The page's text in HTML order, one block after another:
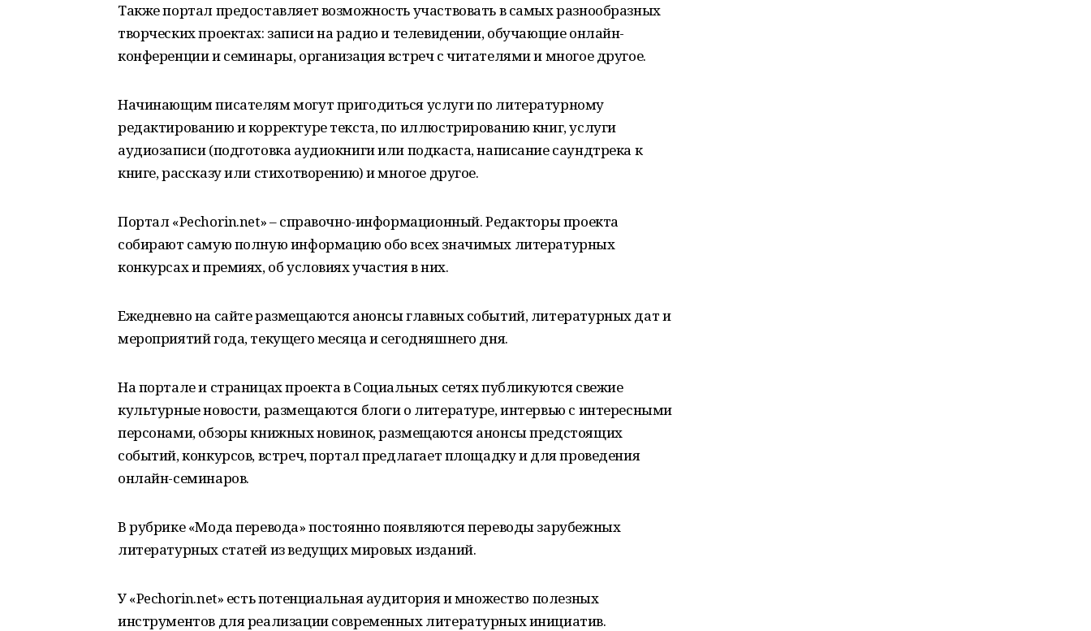
Также портал предоставляет возможность участвовать в самых разнообразных
творческих проектах: записи на радио и телевидении, обучающие онлайн-
конференции и семинары, организация встреч с читателями и многое другое.
Начинающим писателям могут пригодиться услуги по литературному
редактированию и корректуре текста, по иллюстрированию книг, услуги
аудиозаписи (подготовка аудиокниги или подкаста, написание саундтрека к
книге, рассказу или стихотворению) и многое другое.
Портал «Pechorin.net» – справочно-информационный. Редакторы проекта
собирают самую полную информацию обо всех значимых литературных
конкурсах и премиях, об условиях участия в них.
Ежедневно на сайте размещаются анонсы главных событий, литературных дат и
мероприятий года, текущего месяца и сегодняшнего дня.
На портале и страницах проекта в Социальных сетях публикуются свежие
культурные новости, размещаются блоги о литературе, интервью с интересными
персонами, обзоры книжных новинок, размещаются анонсы предстоящих
событий, конкурсов, встреч, портал предлагает площадку и для проведения
онлайн-семинаров.
В рубрике «Мода перевода» постоянно появляются переводы зарубежных
литературных статей из ведущих мировых изданий.
У «Pechorin.net» есть потенциальная аудитория и множество полезных
инструментов для реализации современных литературных инициатив.